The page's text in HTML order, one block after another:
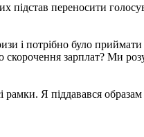
переносити
і потрібно було
зарплат? Ми
Я піддавався образам